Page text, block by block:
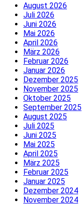
August 2026
Juli 2026
Juni 2026
Mai 2026
April 2026
März 2026
Februar 2026
Januar 2026
Dezember 2025
November 2025
Oktober 2025
September 2025
August 2025
Juli 2025
Juni 2025
Mai 2025
April 2025
März 2025
Februar 2025
Januar 2025
Dezember 2024
November 2024